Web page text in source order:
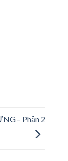
– Phần 2